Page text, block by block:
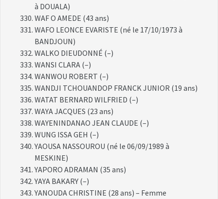
à DOUALA)
WAF O AMEDE (43 ans)
WAFO LEONCE EVARISTE (né le 17/10/1973 à
BANDJOUN)
WALKO DIEUDONNÉ (–)
WANSI CLARA (–)
WANWOU ROBERT (–)
WANDJI TCHOUANDOP FRANCK JUNIOR (19 ans)
WATAT BERNARD WILFRIED (–)
WAYA JACQUES (23 ans)
WAYENINDANAO JEAN CLAUDE (–)
WUNG ISSA GEH (–)
YAOUSA NASSOUROU (né le 06/09/1989 à
MESKINE)
YAPORO ADRAMAN (35 ans)
YAYA BAKARY (–)
YANOUDA CHRISTINE (28 ans) – Femme